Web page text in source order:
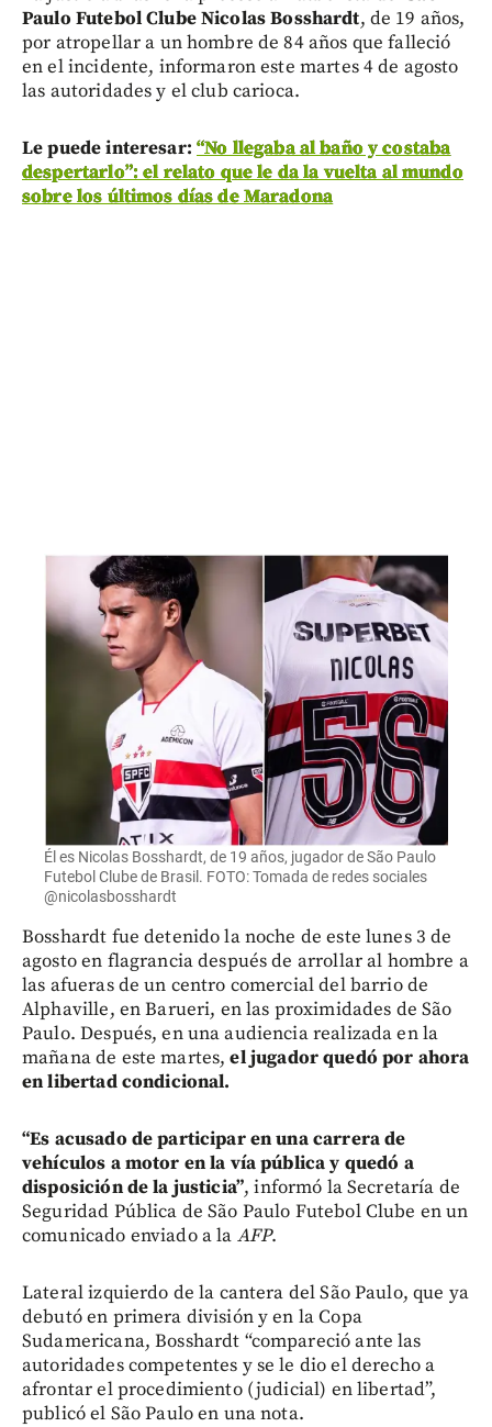
Paulo Futebol ClubeNicolas Bosshardt, de 19 años,
por atropellar a un hombre de 84 años que falleció
en el incidente, informaron este martes 4 de agosto
las autoridades y el club carioca.
Le puede interesar: “No llegaba al baño y costaba
despertarlo”: el relato que le da la vuelta al mundo
sobre los últimos días de Maradona
Él es Nicolas Bosshardt, de 19 años, jugador de São Paulo
Futebol Clube de Brasil. FOTO: Tomada de redes sociales
@nicolasbosshardt
Bosshardt fue detenido la noche de este lunes 3 de
agosto en flagrancia después de arrollar al hombre a
las afueras de un centro comercial del barrio de
Alphaville, en Barueri, en las proximidades de São
Paulo. Después, en una audiencia realizada en la
mañana de este martes,el jugador quedó por ahora
en libertad condicional.
“Es acusado de participar en una carrera de
vehículos a motor en la vía pública y quedó a
disposición de la justicia”, informó la Secretaría de
Seguridad Pública de São Paulo Futebol Clube en un
comunicado enviado a la AFP.
Lateral izquierdo de la cantera del São Paulo, que ya
debutó en primera división y en la Copa
Sudamericana, Bosshardt “compareció ante las
autoridades competentes y se le dio el derecho a
afrontar el procedimiento (judicial) en libertad”,
publicó el São Paulo en una nota.